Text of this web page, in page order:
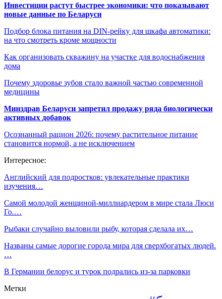
Инвестиции растут быстрее экономики: что показывают
новые данные по Беларуси
Подбор блока питания на DIN-рейку для шкафа автоматики:
на что смотреть кроме мощности
Как организовать скважину на участке для водоснабжения
дома
Почему здоровье зубов стало важной частью современной
медицины
Минздрав Беларуси запретил продажу ряда биологически
активных добавок
Осознанный рацион 2026: почему растительное питание
становится нормой, а не исключением
Интересное:
Английский для подростков: увлекательные практики
изучения…
Самой молодой женщиной-миллиардером в мире стала Люси
Го.…
Рыбаки случайно выловили рыбу, которая сделала их…
Названы самые дорогие города мира для сверхбогатых людей.
…
В Германии белорус и турок подрались из-за парковки
Метки